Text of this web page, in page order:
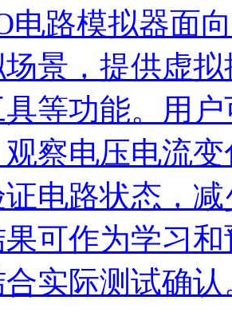
电路模拟器面
景，提供虚
等功能。用
察电压电流
电路状态，
可作为学习
实际测试确认